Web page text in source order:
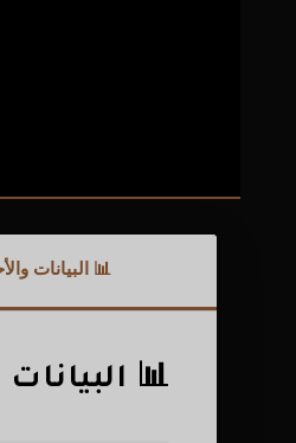
📊 البيانات
📊